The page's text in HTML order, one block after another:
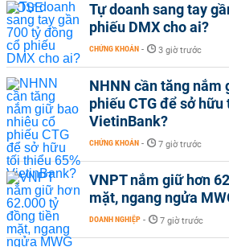
Tự doanh sang tay
phiếu DMX cho ai?
CHỨNG KHOÁN - 3 giờ trước
NHNN cần tăng nắm
phiếu CTG để sở hữu
VietinBank?
CHỨNG KHOÁN - 7 giờ trước
VNPT nắm giữ hơn
mặt, ngang ngửa
DOANH NGHIỆP - 7 giờ trước